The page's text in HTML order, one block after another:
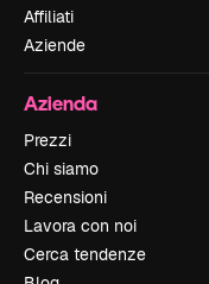
Affiliati
Aziende
Azienda
Prezzi
Chi siamo
Recensioni
Lavora con noi
Cerca tendenze